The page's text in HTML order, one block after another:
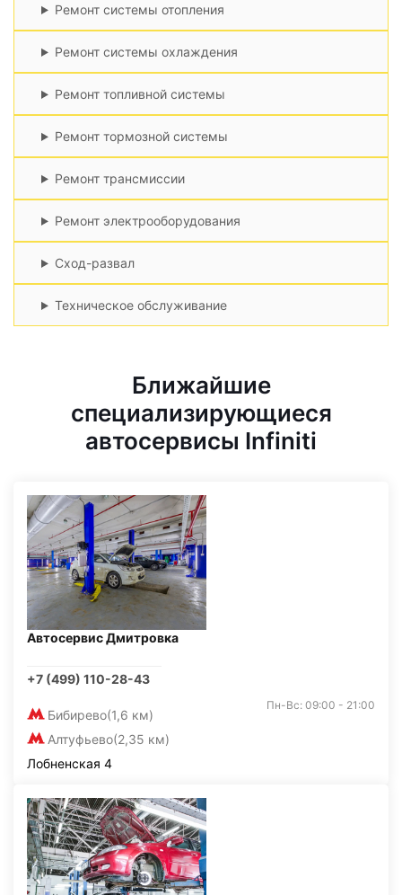
Ремонт системы отопления
Ремонт системы охлаждения
Ремонт топливной системы
Ремонт тормозной системы
Ремонт трансмиссии
Ремонт электрооборудования
Сход-развал
Техническое обслуживание
Ближайшие
специализирующиеся
автосервисы Infiniti
Автосервис Дмитровка
+7 (499) 110-28-43
Бибирево(1,6 км)
Алтуфьево(2,35 км)
Пн-Вс: 09:00 - 21:00
Лобненская 4